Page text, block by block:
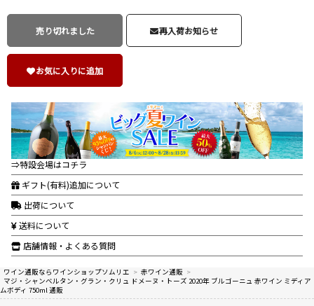
売り切れました 再入荷お知らせ
お気に入りに追加
⇒特設会場はコチラ
ギフト(有料)追加について
出荷について
送料について
店舗情報・よくある質問
ワイン通販ならワインショップソムリエ > 赤ワイン通販 >
マジ・シャンベルタン・グラン・クリュ ドメーヌ・トーズ 2020年 ブルゴーニュ 赤ワイン ミディア
ムボディ 750ml 通販